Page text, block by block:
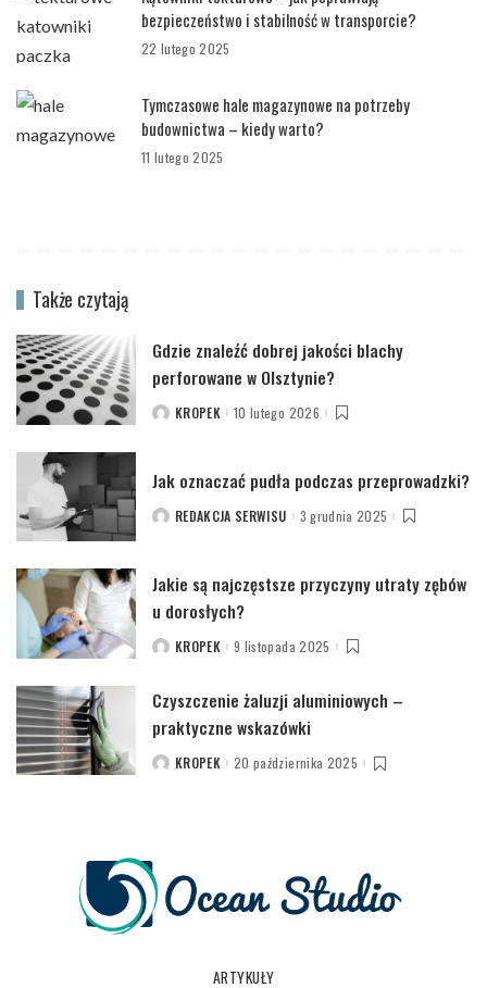
bezpieczeństwo i stabilność w transporcie?
22 lutego 2025
Tymczasowe hale magazynowe na potrzeby
budownictwa – kiedy warto?
11 lutego 2025
Także czytają
Gdzie znaleźć dobrej jakości blachy
perforowane w Olsztynie?
POSTEDKROPEK 10 lutego 2026
Jak oznaczać pudła podczas przeprowadzki?
POSTEDREDAKCJA SERWISU 3 grudnia 2025
Jakie są najczęstsze przyczyny utraty zębów
u dorosłych?
POSTEDKROPEK 9 listopada 2025
Czyszczenie żaluzji aluminiowych –
praktyczne wskazówki
POSTEDKROPEK 20 października 2025
ARTYKUŁY